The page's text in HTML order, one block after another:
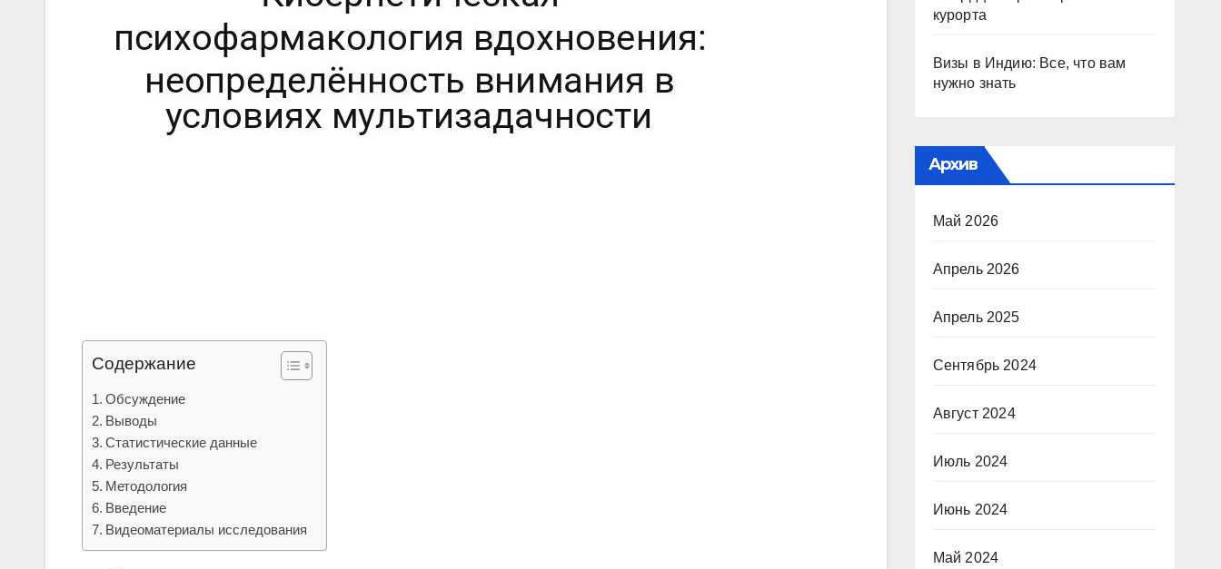
Содержание
Обсуждение
Выводы
Статистические данные
Результаты
Методология
Введение
Видеоматериалы исследования
курорта
Визы в Индию: Все, что вам
нужно знать
Архив
Май 2026
Апрель 2026
Апрель 2025
Сентябрь 2024
Август 2024
Июль 2024
Июнь 2024
Май 2024